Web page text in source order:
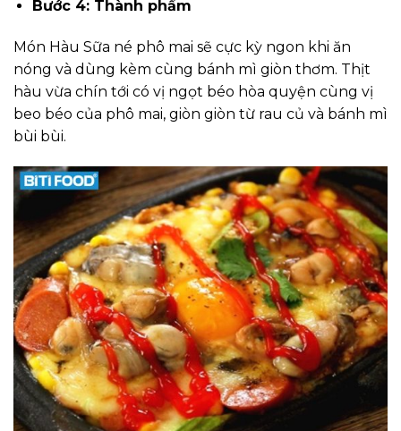
Bước 4: Thành phẩm
Món Hàu Sữa né phô mai sẽ cực kỳ ngon khi ăn
nóng và dùng kèm cùng bánh mì giòn thơm. Thịt
hàu vừa chín tới có vị ngọt béo hòa quyện cùng vị
beo béo của phô mai, giòn giòn từ rau củ và bánh mì
bùi bùi.